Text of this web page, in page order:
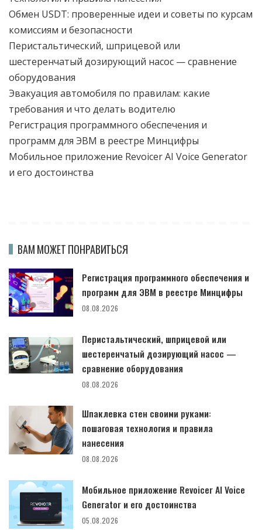
Обмен USDT: проверенные идеи и советы по курсам
комиссиям и безопасности
Перистальтический, шприцевой или
шестеренчатый дозирующий насос — сравнение
оборудования
Эвакуация автомобиля по правилам: какие
требования и что делать водителю
Регистрация программного обеспечения и
программ для ЭВМ в реестре Минцифры
Мобильное приложение Revoicer AI Voice Generator
и его достоинства
ВАМ МОЖЕТ ПОНРАВИТЬСЯ
Регистрация программного обеспечения и
программ для ЭВМ в реестре Минцифры
08.08.2026
Перистальтический, шприцевой или
шестеренчатый дозирующий насос —
сравнение оборудования
08.08.2026
Шпаклевка стен своими руками:
пошаговая технология и правила
нанесения
08.08.2026
Мобильное приложение Revoicer AI Voice
Generator и его достоинства
05.08.2026